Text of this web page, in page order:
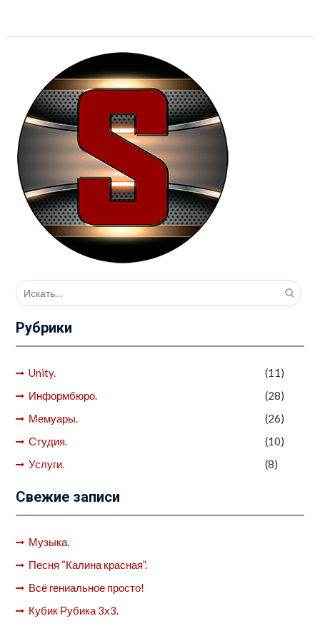
Поиск
для:
Рубрики
Unity.
(11)
Информбюро.
(28)
Мемуары.
(26)
Студия.
(10)
Услуги.
(8)
Свежие записи
Музыка.
Песня “Калина красная”.
Всё гениальное просто!
Кубик Рубика 3х3.